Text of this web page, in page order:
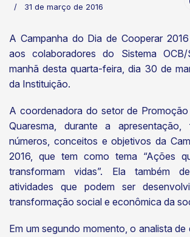
31 de março de 2016
A Campanha do Dia de Cooperar
aos colaboradores do Sistema OCB/
manhã desta quarta-feira, dia 30 de
da Instituição.
A coordenadora do setor de Promoção
Quaresma, durante a
números, conceitos e objetivos da
2016, que tem como tema “Ações
transformam vidas”. Ela também
atividades que podem ser
transformação social e econômica da
Em um segundo momento, o analista